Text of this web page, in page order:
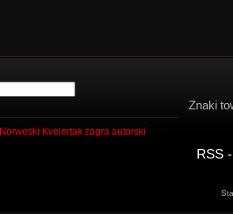
Norweski Kvelertak zagra autorski
Znaki
RSS